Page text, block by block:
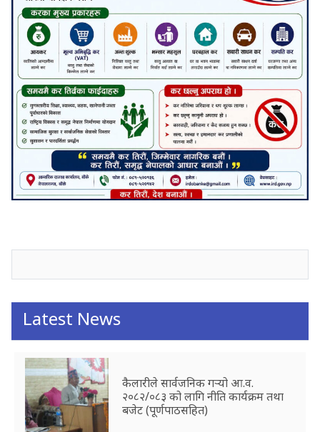
Latest News
कैलारीले सार्वजनिक गर्‍यो आ.व.
२०८२/०८३ को लागि नीति कार्यक्रम तथा
बजेट (पूर्णपाठसहित)